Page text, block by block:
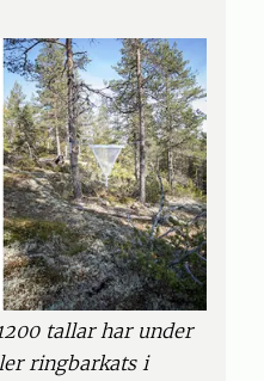
tallar har under
ringbarkats i